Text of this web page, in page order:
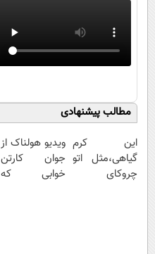
مطالب پیشنهادی
این کرم
گیاهی،مثل اتو
چروکای
ویدیو هولناک از
جوان کارتن
خوابی که